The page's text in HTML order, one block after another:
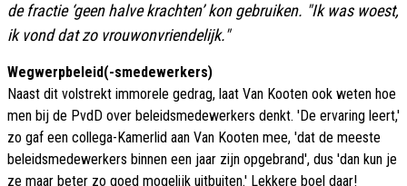
de fractie ‘geen halve krachten’ kon gebruiken. "Ik was woest,
ik vond dat zo vrouwonvriendelijk."
Wegwerpbeleid(-smedewerkers)
Naast dit volstrekt immorele gedrag, laat Van Kooten ook weten hoe
men bij de PvdD over beleidsmedewerkers denkt. 'De ervaring leert,'
zo gaf een collega-Kamerlid aan Van Kooten mee, 'dat de meeste
beleidsmedewerkers binnen een jaar zijn opgebrand', dus 'dan kun je
ze maar beter zo goed mogelijk uitbuiten.' Lekkere boel daar!